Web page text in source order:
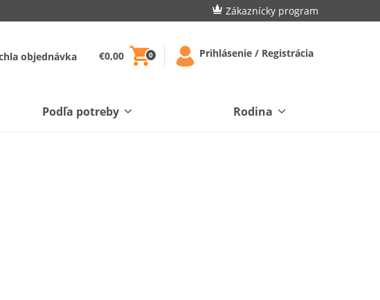
Zákaznícky program
objednávka €0,00 0 Prihlásenie / Registrácia
Podľa potreby Rodina